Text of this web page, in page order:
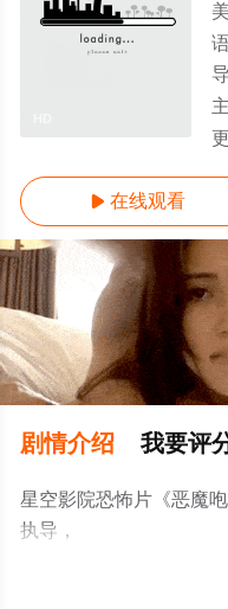
 在线观看
剧情介绍 我要评
星空影院恐怖片《恶魔
执导，